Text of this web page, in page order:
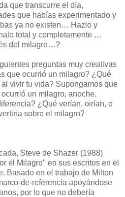
que transcurre el día,
que habías experimentado y
ya no existen… Hazlo y
total y completamente …
del milagro…?
preguntas muy creativas
que ocurrió un milagro? ¿Qué
vivir tu vida? Supongamos que
un milagro, anoche.
¿Qué verían, oirían, o
sobre el milagro?
Steve de Shazer (1988)
el Milagro" en sus escritos en el
Basado en el trabajo de Milton
de-referencia apoyándose
por lo que no debería